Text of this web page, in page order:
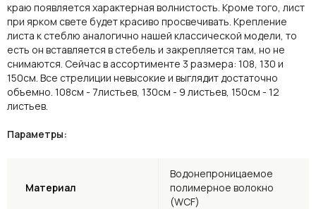
краю появляется характерная волнистость. Кроме того, лист
при ярком свете будет красиво просвечивать. Крепление
листа к стеблю аналогично нашей классической модели, то
есть он вставляется в стебель и закрепляется там, но не
снимаются. Сейчас в ассортименте 3 размера: 108, 130 и
150см. Все стрелиции невысокие и выглядит достаточно
объемно. 108см - 7листьев, 130см - 9 листьев, 150см - 12
листьев.
Параметры:
Материал
Водонепроницаемое
полимерное волокно
(WCF)